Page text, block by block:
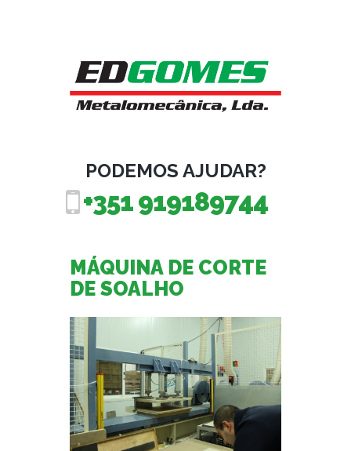
PODEMOS AJUDAR?
+351 919189744
MÁQUINA DE CORTE
DE SOALHO